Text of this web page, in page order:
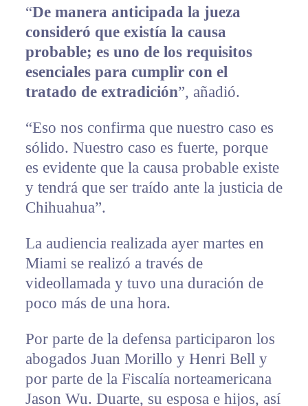
“De manera anticipada la jueza
consideró que existía la causa
probable; es uno de los requisitos
esenciales para cumplir con el
tratado de extradición”, añadió.
“Eso nos confirma que nuestro caso es
sólido. Nuestro caso es fuerte, porque
es evidente que la causa probable existe
y tendrá que ser traído ante la justicia de
Chihuahua”.
La audiencia realizada ayer martes en
Miami se realizó a través de
videollamada y tuvo una duración de
poco más de una hora.
Por parte de la defensa participaron los
abogados Juan Morillo y Henri Bell y
por parte de la Fiscalía norteamericana
Jason Wu. Duarte, su esposa e hijos, así